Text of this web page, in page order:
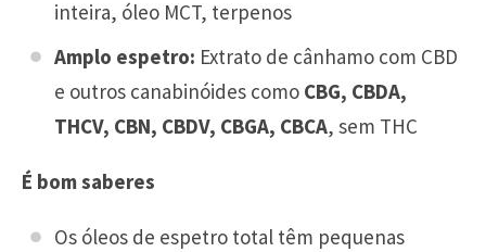
inteira, óleo MCT, terpenos
Amplo espetro: Extrato de cânhamo com CBD
e outros canabinóides como CBG, CBDA,
THCV, CBN, CBDV, CBGA, CBCA, sem THC
É bom saberes
Os óleos de espetro total têm pequenas